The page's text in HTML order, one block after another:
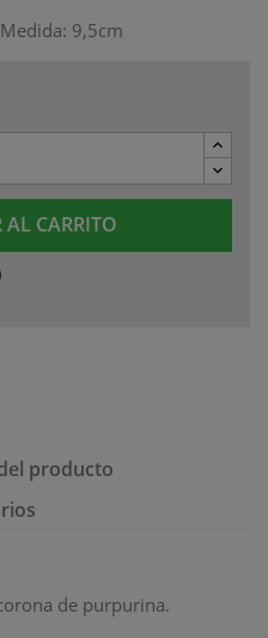
Medida: 9,5cm
CARRITO
producto
de purpurina.